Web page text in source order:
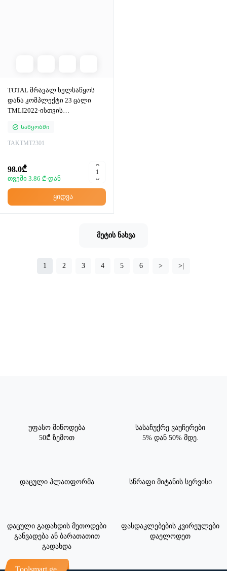
TOTAL მრავალ ხელსაწყოს
დანა კომპლექტი 23 ცალი
TMLI2022-ისთვის
Საწყობში
TAKTMT2301
98.0₾
თვეში 3.86 ₾-დან
ყიდვა
მეტის ნახვა
1 2 3 4 5 6 > >|
უფასო მიწოდება
50₾ ზემოთ
სასაჩუქრე ვაუჩერები
5% დან 50% მდე.
დაცული პლათფორმა სწრაფი მიტანის სერვისი
დაცული გადახდის მეთოდები
განვადება ან ბარათათით
გადახდა
ფასდაკლებების კვირეულები
დაელოდეთ